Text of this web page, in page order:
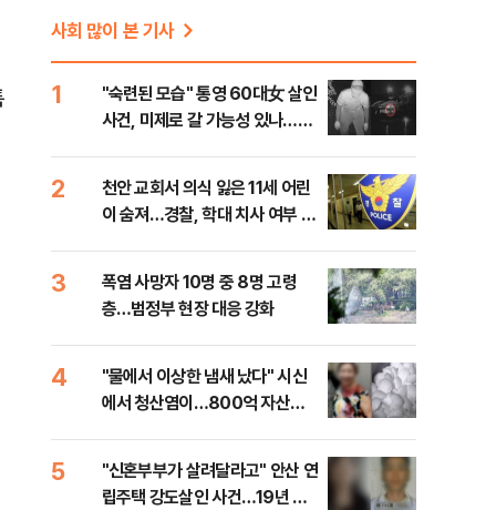
사회 많이 본 기사
1
"숙련된 모습" 통영 60대女 살인
사건, 미제로 갈 가능성 있나…범
2
천안 교회서 의식 잃은 11세 어린
이 숨져…경찰, 학대 치사 여부 수
3
폭염 사망자 10명 중 8명 고령
층…범정부 현장 대응 강화
4
"물에서 이상한 냄새 났다" 시신
에서 청산염이…800억 자산가
5
"신혼부부가 살려달라고" 안산 연
립주택 강도살인 사건…19년 만